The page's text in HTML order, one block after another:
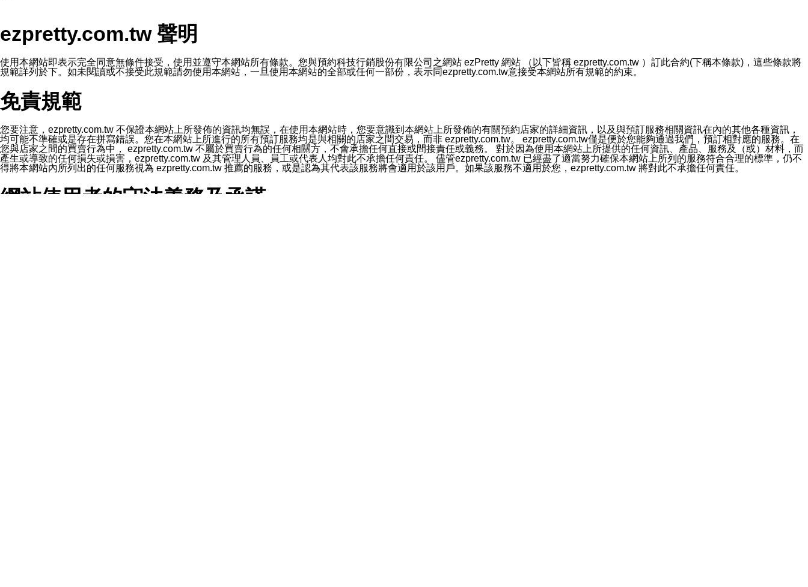
本公司/本服務將以通知型訊息傳送重要訊息給您。即使未加入本公司/本服務好友，您仍可接收到通知型訊息。
本公司/本服務傳送之通知型訊息以對您有效且重要的訊息為限，以廣告或其他目的的訊息皆不會被傳送。滿足以下三個條件者，將可收到通知型訊息。
2.該 LINE 帳號已在 LINE APP 設定中，同意接收通知型訊息。
3.LINE 帳號未封鎖傳送訊息之 LINE 官方帳號。
欲變更通知型訊息的設定，操作如下：
1.點選「主頁」＞「設定」
2.點選「隱私設定」
3.點選「提供使用資料」
5.開關「接收LINE通知型訊息」
❗️關閉「接收通知型訊息」後，將不會接收到來自任何企業官方帳號或認證官方帳號的通知型訊息。
ezpretty.com.tw 聲明
使用本網站即表示完全同意無條件接受，使用並遵守本網站所有條款。您與預約科技行銷股份有限公司之網站 ezPretty 網站 （以下皆稱 ezpretty.com.tw ）訂此合約(下稱本條款)，這些條款將
規範詳列於下。如未閱讀或不接受此規範請勿使用本網站，一旦使用本網站的全部或任何一部份，表示同ezpretty.com.tw意接受本網站所有規範的約束。
免責規範
您要注意，ezpretty.com.tw 不保證本網站上所發佈的資訊均無誤，在使用本網站時，您要意識到本網站上所發佈的有關預約店家的詳細資訊，以及與預訂服務相關資訊在內的其他各種資訊，
均可能不準確或是存在拼寫錯誤。您在本網站上所進行的所有預訂服務均是與相關的店家之間交易，而非 ezpretty.com.tw。 ezpretty.com.tw僅是便於您能夠通過我們，預訂相對應的服務。在
您與店家之間的買賣行為中， ezpretty.com.tw 不屬於買賣行為的任何相關方，不會承擔任何直接或間接責任或義務。 對於因為使用本網站上所提供的任何資訊、產品、服務及（或）材料，而
產生或導致的任何損失或損害，ezpretty.com.tw 及其管理人員、員工或代表人均對此不承擔任何責任。 儘管ezpretty.com.tw 已經盡了適當努力確保本網站上所列的服務符合合理的標準，仍不
得將本網站內所列出的任何服務視為 ezpretty.com.tw 推薦的服務，或是認為其代表該服務將會適用於該用戶。如果該服務不適用於您，ezpretty.com.tw 將對此不承擔任何責任。
網站使用者的守法義務及承諾